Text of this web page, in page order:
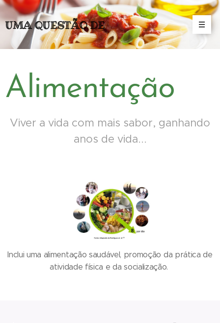
UMA QUESTÃO DE
(MENTAL)IDADE
Alimentação
Viver a vida com mais sabor, ganhando
anos de vida...
Inclui uma alimentação saudável, promoção da prática de
atividade física e da socialização.